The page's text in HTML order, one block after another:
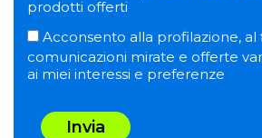
prodotti offerti
Acconsento alla profilazione, al
comunicazioni mirate e offerte
ai miei interessi e preferenze
Invia